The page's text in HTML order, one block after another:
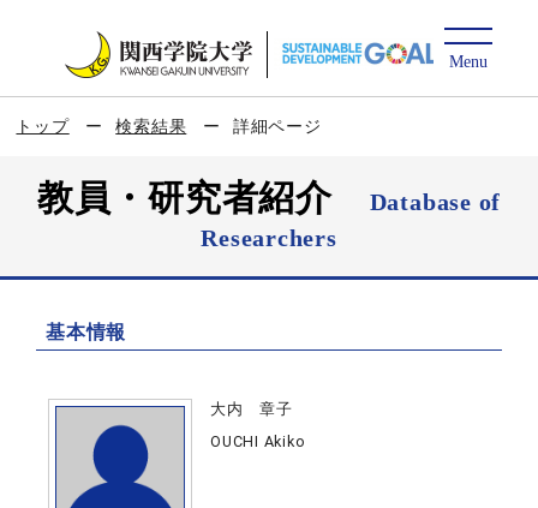
トップ 検索結果 詳細ページ
教員・研究者紹介
Database of
Researchers
基本情報
大内 章子
OUCHI Akiko